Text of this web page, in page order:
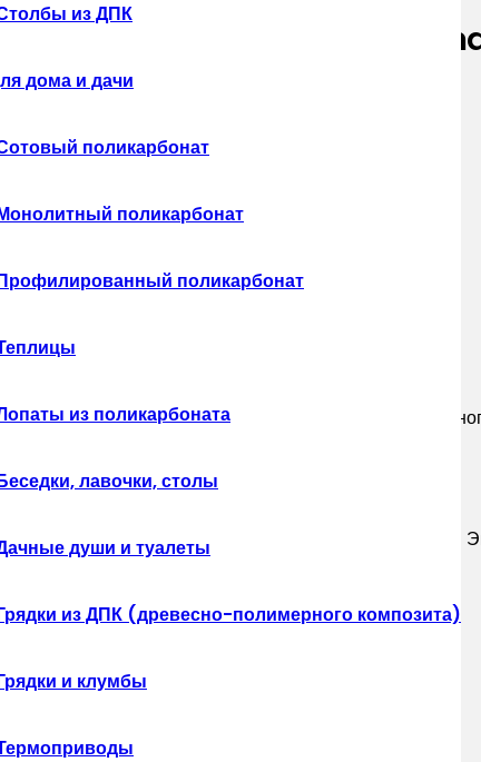
из ДПК
дома и дачи
поликарбонат
поликарбонат
поликарбонат
из поликарбоната
лавочки, столы
души и туалеты
из ДПК (древесно-полимерного композита)
и клумбы
без перфорации 0,345
Экобрус— специальные панели для подшива
с фасадом отделанным металлическим сайдингом
подшива карниза в скандинавском стиле
к деформации